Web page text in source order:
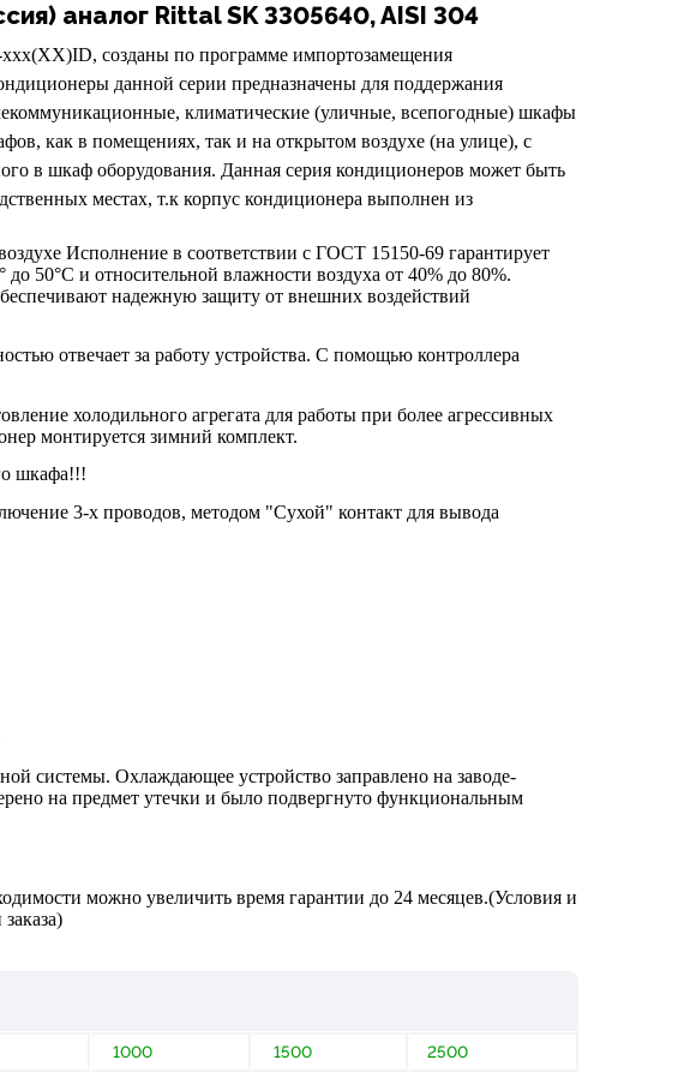
аналог Rittal SK 3305640, AISI 304
xxx(XX)ID, созданы по программе импортозамещения
данной серии предназначены для поддержания
климатические (уличные, всепогодные) шкафы
как в помещениях, так и на открытом воздухе (на улице), с
в шкаф оборудования. Данная серия кондиционеров может быть
местах, т.к корпус кондиционера выполнен из
Исполнение в соответствии с ГОСТ 15150-69 гарантирует
50°С и относительной влажности воздуха от 40% до 80%.
надежную защиту от внешних воздействий
отвечает за работу устройства. С помощью контроллера
холодильного агрегата для работы при более агрессивных
кондиционер монтируется зимний комплект.
шкафа!!!
3-х проводов, методом "Сухой" контакт для вывода
системы. Охлаждающее устройство заправлено на заводе-
на предмет утечки и было подвергнуто функциональным
можно увеличить время гарантии до 24 месяцев.(Условия и
1000 1500 2500